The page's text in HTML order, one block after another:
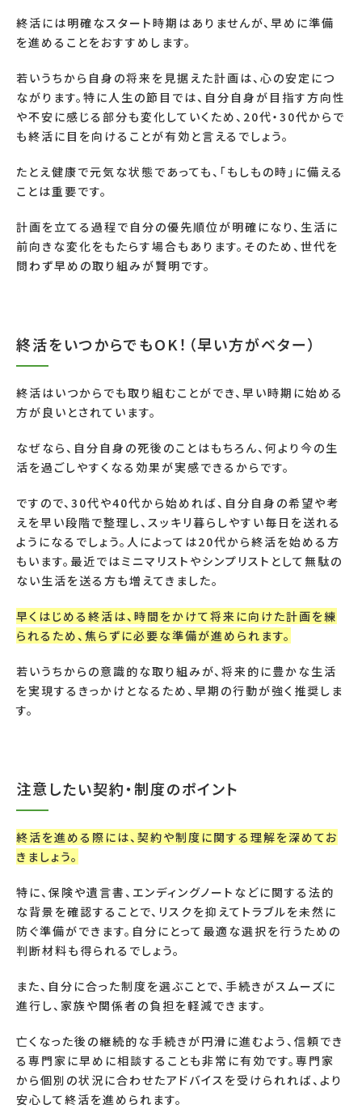
終活には明確なスタート時期はありませんが、早めに準備
を進めることをおすすめします。
若いうちから自身の将来を見据えた計画は、心の安定につ
ながります。特に人生の節目では、自分自身が目指す方向性
や不安に感じる部分も変化していくため、20代・30代からで
も終活に目を向けることが有効と言えるでしょう。
たとえ健康で元気な状態であっても、「もしもの時」に備える
ことは重要です。
計画を立てる過程で自分の優先順位が明確になり、生活に
前向きな変化をもたらす場合もあります。そのため、世代を
問わず早めの取り組みが賢明です。
終活をいつからでもOK！（早い方がベター）
終活はいつからでも取り組むことができ、早い時期に始める
方が良いとされています。
なぜなら、自分自身の死後のことはもちろん、何より今の生
活を過ごしやすくなる効果が実感できるからです。
ですので、30代や40代から始めれば、自分自身の希望や考
えを早い段階で整理し、スッキリ暮らしやすい毎日を送れる
ようになるでしょう。人によっては20代から終活を始める方
もいます。最近ではミニマリストやシンプリストとして無駄の
ない生活を送る方も増えてきました。
早くはじめる終活は、時間をかけて将来に向けた計画を練
られるため、焦らずに必要な準備が進められます。
若いうちからの意識的な取り組みが、将来的に豊かな生活
を実現するきっかけとなるため、早期の行動が強く推奨しま
す。
注意したい契約・制度のポイント
終活を進める際には、契約や制度に関する理解を深めてお
きましょう。
特に、保険や遺言書、エンディングノートなどに関する法的
な背景を確認することで、リスクを抑えてトラブルを未然に
防ぐ準備ができます。自分にとって最適な選択を行うための
判断材料も得られるでしょう。
また、自分に合った制度を選ぶことで、手続きがスムーズに
進行し、家族や関係者の負担を軽減できます。
亡くなった後の継続的な手続きが円滑に進むよう、信頼でき
る専門家に早めに相談することも非常に有効です。専門家
から個別の状況に合わせたアドバイスを受けられれば、より
安心して終活を進められます。